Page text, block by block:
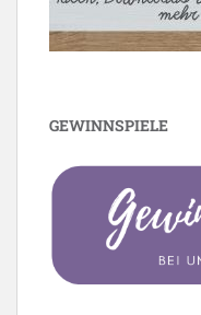
GEWINNSPIELE